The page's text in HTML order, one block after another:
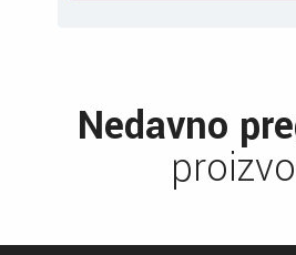
Nedavno